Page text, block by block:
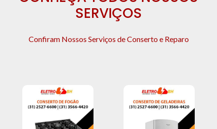
SERVIÇOS
Confiram Nossos Serviços de Conserto e Reparo